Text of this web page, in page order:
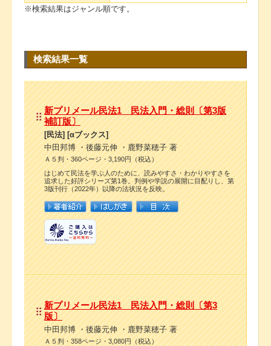
※検索結果はジャンル順です。
検索結果一覧
新プリメール民法1 民法入門・総則〔第3版
補訂版〕
[民法] [αブックス]
中田邦博 ・後藤元伸 ・鹿野菜穂子 著
Ａ５判・360ページ・3,190円（税込）
はじめて民法を学ぶ人のために、読みやすさ・わかりやすさを
追求した好評シリーズ第1巻。判例や学説の展開に目配りし、第
3版刊行（2022年）以降の法状況を反映。
新プリメール民法1 民法入門・総則〔第3
版〕
中田邦博 ・後藤元伸 ・鹿野菜穂子 著
Ａ５判・358ページ・3,080円（税込）